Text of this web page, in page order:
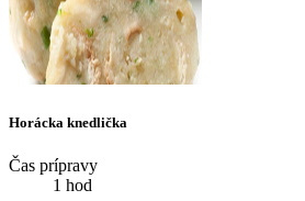
Horácka knedlička
Čas prípravy
1 hod